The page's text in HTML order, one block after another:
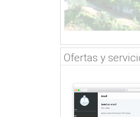
Ofertas y